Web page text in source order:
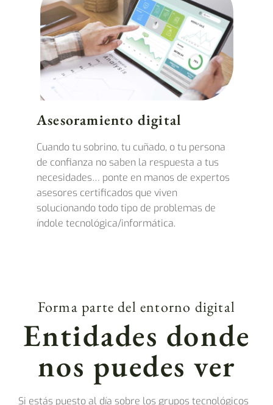
Asesoramiento digital
Cuando tu sobrino, tu cuñado, o tu persona
de confianza no saben la respuesta a tus
necesidades… ponte en manos de expertos
asesores certificados que viven
solucionando todo tipo de problemas de
índole tecnológica/informática.
Forma parte del entorno digital
Entidades donde
nos puedes ver
Si estás puesto al día sobre los grupos tecnológicos